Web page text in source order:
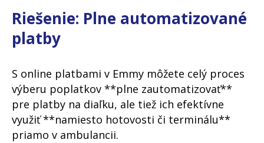
Riešenie: Plne automatizované
platby
S online platbami v Emmy môžete celý proces
výberu poplatkov **plne zautomatizovať**
pre platby na diaľku, ale tiež ich efektívne
využiť **namiesto hotovosti či terminálu**
priamo v ambulancii.